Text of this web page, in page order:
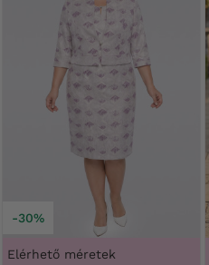
-30%
Elérhető méretek